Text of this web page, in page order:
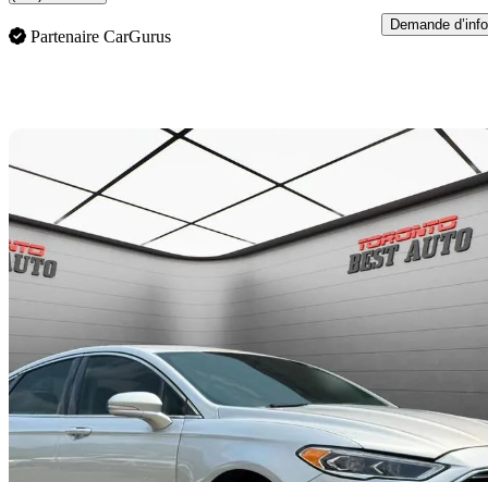
Partenaire CarGurus
Demande d’info
2017 Ford Fusion Hybrid